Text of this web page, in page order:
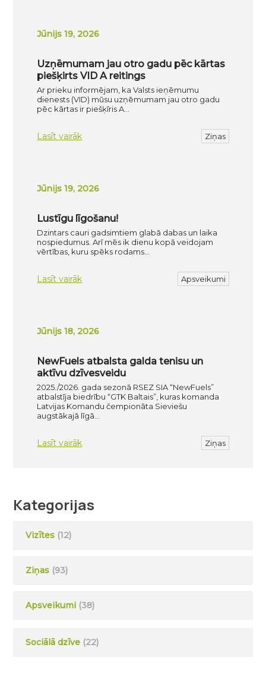
Jūnijs 19, 2026
Uzņēmumam jau otro gadu pēc kārtas
piešķirts VID A reitings
Ar prieku informējam, ka Valsts ieņēmumu
dienests (VID) mūsu uzņēmumam jau otro gadu
pēc kārtas ir piešķīris A…
Lasīt vairāk Ziņas
Jūnijs 19, 2026
Lustīgu līgošanu!
Dzintars cauri gadsimtiem glabā dabas un laika
nospiedumus. Arī mēs ik dienu kopā veidojam
vērtības, kuru spēks rodams…
Lasīt vairāk Apsveikumi
Jūnijs 18, 2026
NewFuels atbalsta galda tenisu un
aktīvu dzīvesveidu
2025./2026. gada sezonā RSEZ SIA “NewFuels”
atbalstīja biedrību “GTK Baltais”, kuras komanda
Latvijas Komandu čempionāta Sieviešu
augstākajā līgā…
Lasīt vairāk Ziņas
Kategorijas
Vizītes (12)
Ziņas (93)
Apsveikumi (38)
Sociālā dzīve (22)